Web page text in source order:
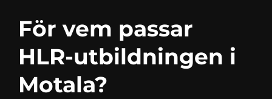
För vem passar
HLR-utbildningen i
Motala?